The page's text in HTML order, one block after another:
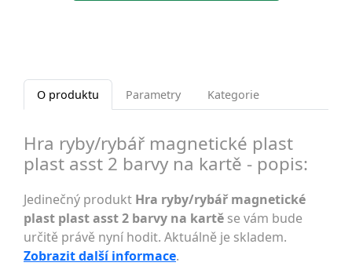
O produktu Parametry Kategorie
Hra ryby/rybář magnetické plast
plast asst 2 barvy na kartě - popis:
Jedinečný produkt Hra ryby/rybář magnetické
plast plast asst 2 barvy na kartě se vám bude
určitě právě nyní hodit. Aktuálně je skladem.
Zobrazit další informace.